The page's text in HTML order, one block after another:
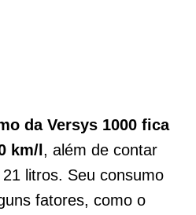
da Versys 1000 fica
km/l , além de contar
litros. Seu consumo
fatores, como o